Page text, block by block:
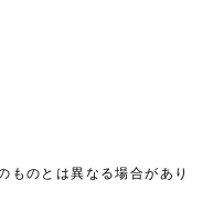
ものとは異なる場合があり